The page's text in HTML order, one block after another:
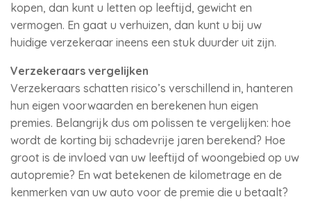
kopen, dan kunt u letten op leeftijd, gewicht en
vermogen. En gaat u verhuizen, dan kunt u bij uw
huidige verzekeraar ineens een stuk duurder uit zijn.
Verzekeraars vergelijken
Verzekeraars schatten risico’s verschillend in, hanteren
hun eigen voorwaarden en berekenen hun eigen
premies. Belangrijk dus om polissen te vergelijken: hoe
wordt de korting bij schadevrije jaren berekend? Hoe
groot is de invloed van uw leeftijd of woongebied op uw
autopremie? En wat betekenen de kilometrage en de
kenmerken van uw auto voor de premie die u betaalt?